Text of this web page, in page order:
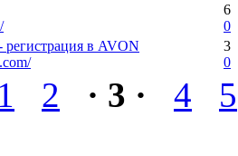
6
0
в AVON
3
0
1 2 · 3 · 4 5